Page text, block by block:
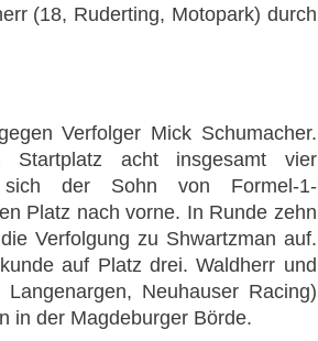
(18, Ruderting, Motopark) durch
Verfolger Mick Schumacher.
Startplatz acht insgesamt vier
sich der Sohn von Formel-1-
Platz nach vorne. In Runde zehn
Verfolgung zu Shwartzman auf.
auf Platz drei. Waldherr und
Neuhauser Racing)
in der Magdeburger Börde.